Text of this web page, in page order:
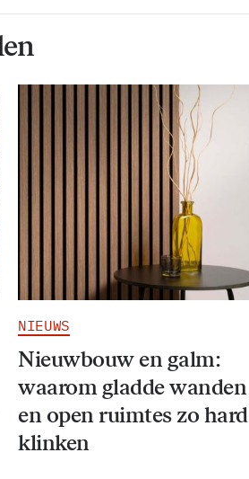
NIEUWS
Nieuwbouw en galm:
waarom gladde wanden
en open ruimtes zo hard
klinken